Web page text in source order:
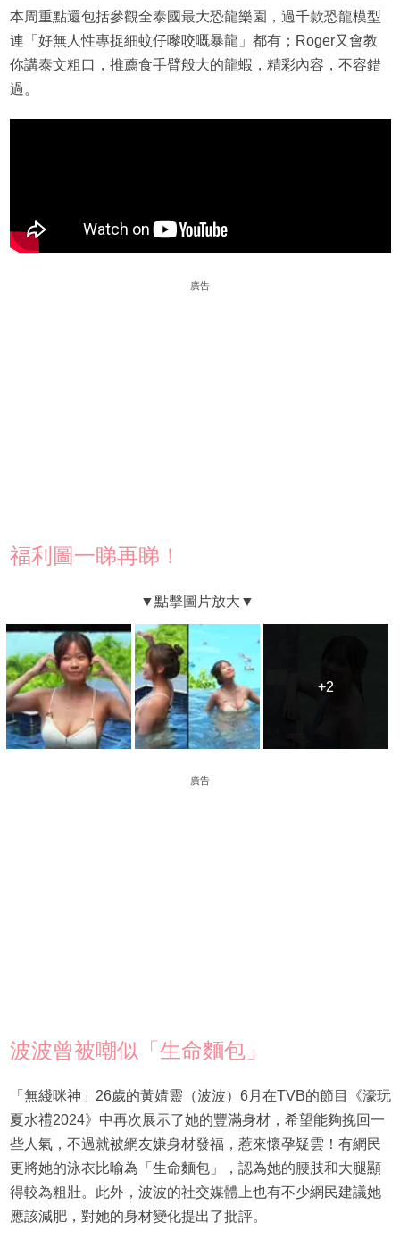
本周重點還包括參觀全泰國最大恐龍樂園，過千款恐龍模型
連「好無人性專捉細蚊仔嚟咬嘅暴龍」都有；Roger又會教
你講泰文粗口，推薦食手臂般大的龍蝦，精彩內容，不容錯
過。
廣告
福利圖一睇再睇！
+2
+2
廣告
波波曾被嘲似「生命麵包」
「無綫咪神」26歲的黃婧靈（波波）6月在TVB的節目《濠玩
夏水禮2024》中再次展示了她的豐滿身材，希望能夠挽回一
些人氣，不過就被網友嫌身材發福，惹來懷孕疑雲！有網民
更將她的泳衣比喻為「生命麵包」，認為她的腰肢和大腿顯
得較為粗壯。此外，波波的社交媒體上也有不少網民建議她
應該減肥，對她的身材變化提出了批評。